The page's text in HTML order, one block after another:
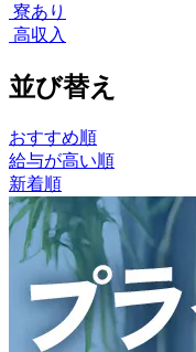
寮あり
高収入
並び替え
おすすめ順
給与が高い順
新着順